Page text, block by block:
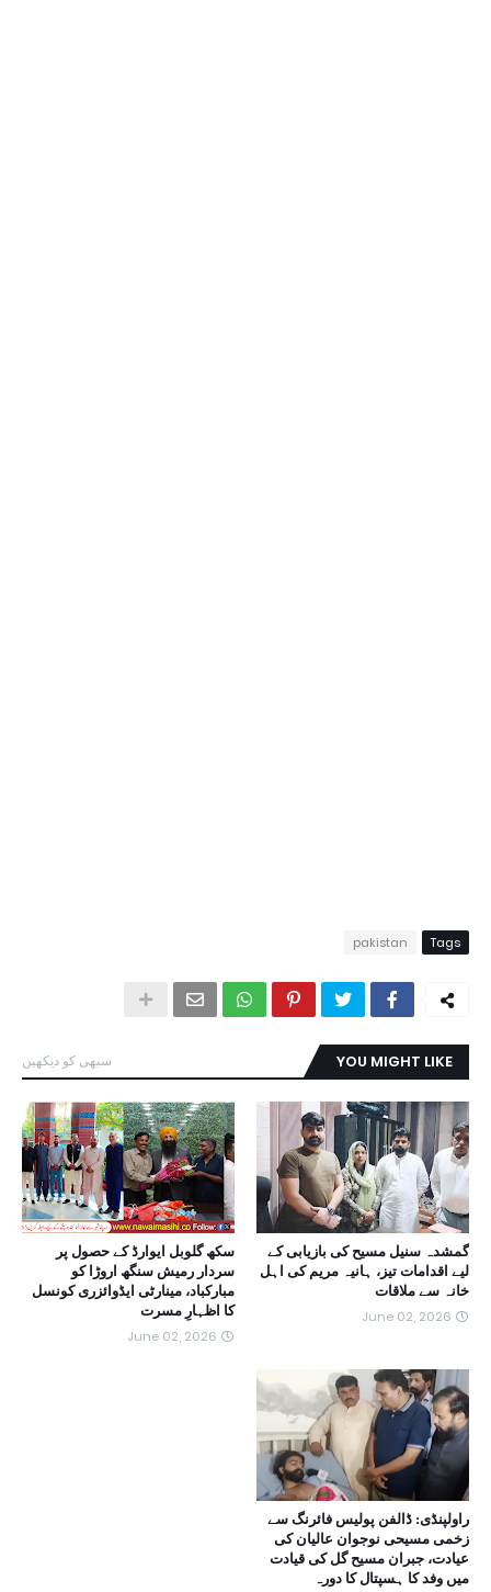
Tags
pakistan
YOU MIGHT LIKE سبھی کو دیکھیں
گمشدہ سنیل مسیح کی بازیابی کے
لیے اقدامات تیز، ہانیہ مریم کی اہل
خانہ سے ملاقات
June 02, 2026
سکھ گلوبل ایوارڈ کے حصول پر
سردار رمیش سنگھ اروڑا کو
مبارکباد، مینارٹی ایڈوائزری کونسل
کا اظہارِ مسرت
June 02, 2026
راولپنڈی: ڈالفن پولیس فائرنگ سے
زخمی مسیحی نوجوان عالیان کی
عیادت، جبران مسیح گل کی قیادت
میں وفد کا ہسپتال کا دورہ